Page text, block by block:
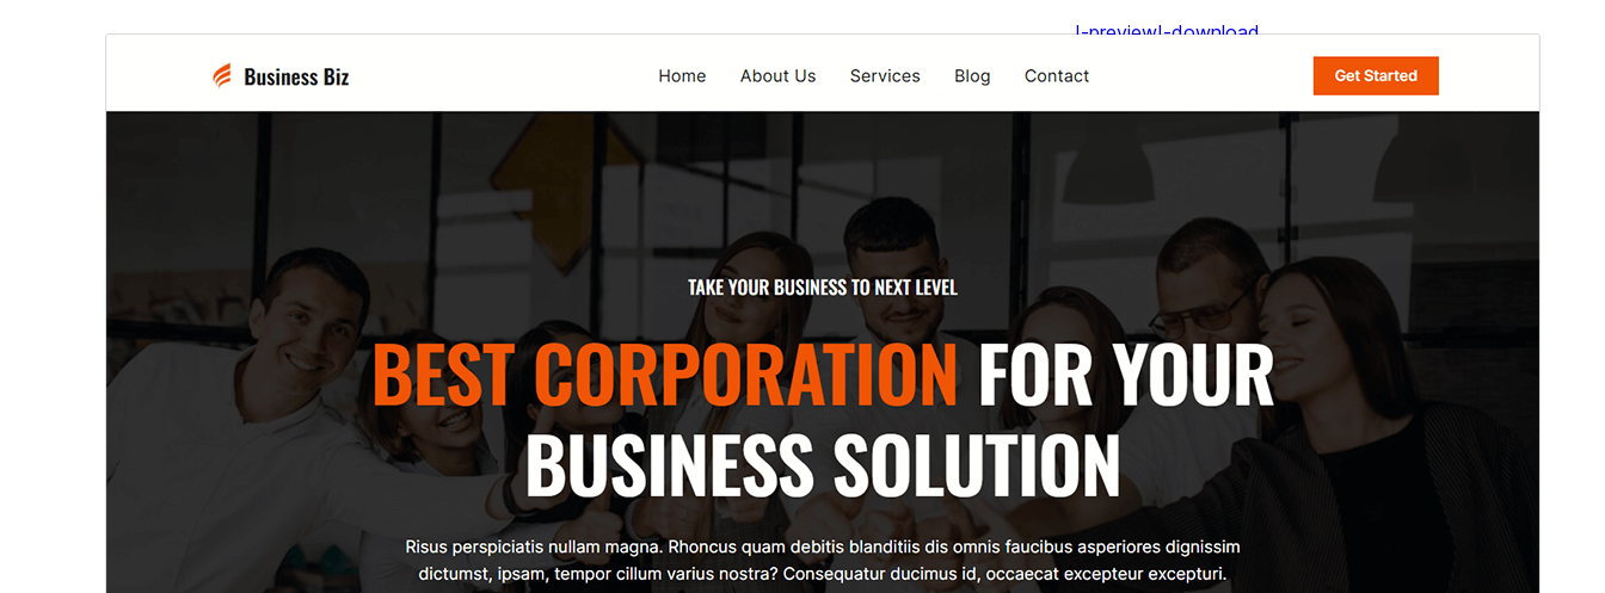
I-previewI-download
Huling na-update
Mga aktibong pag-install
Bersyon ng WordPress
Bersyon ng PHP
Homepage ng tema